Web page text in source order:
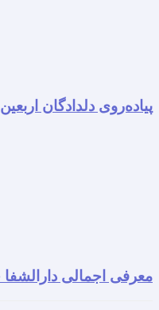
پیاده‌روی دلدادگان
معرفی اجمالی